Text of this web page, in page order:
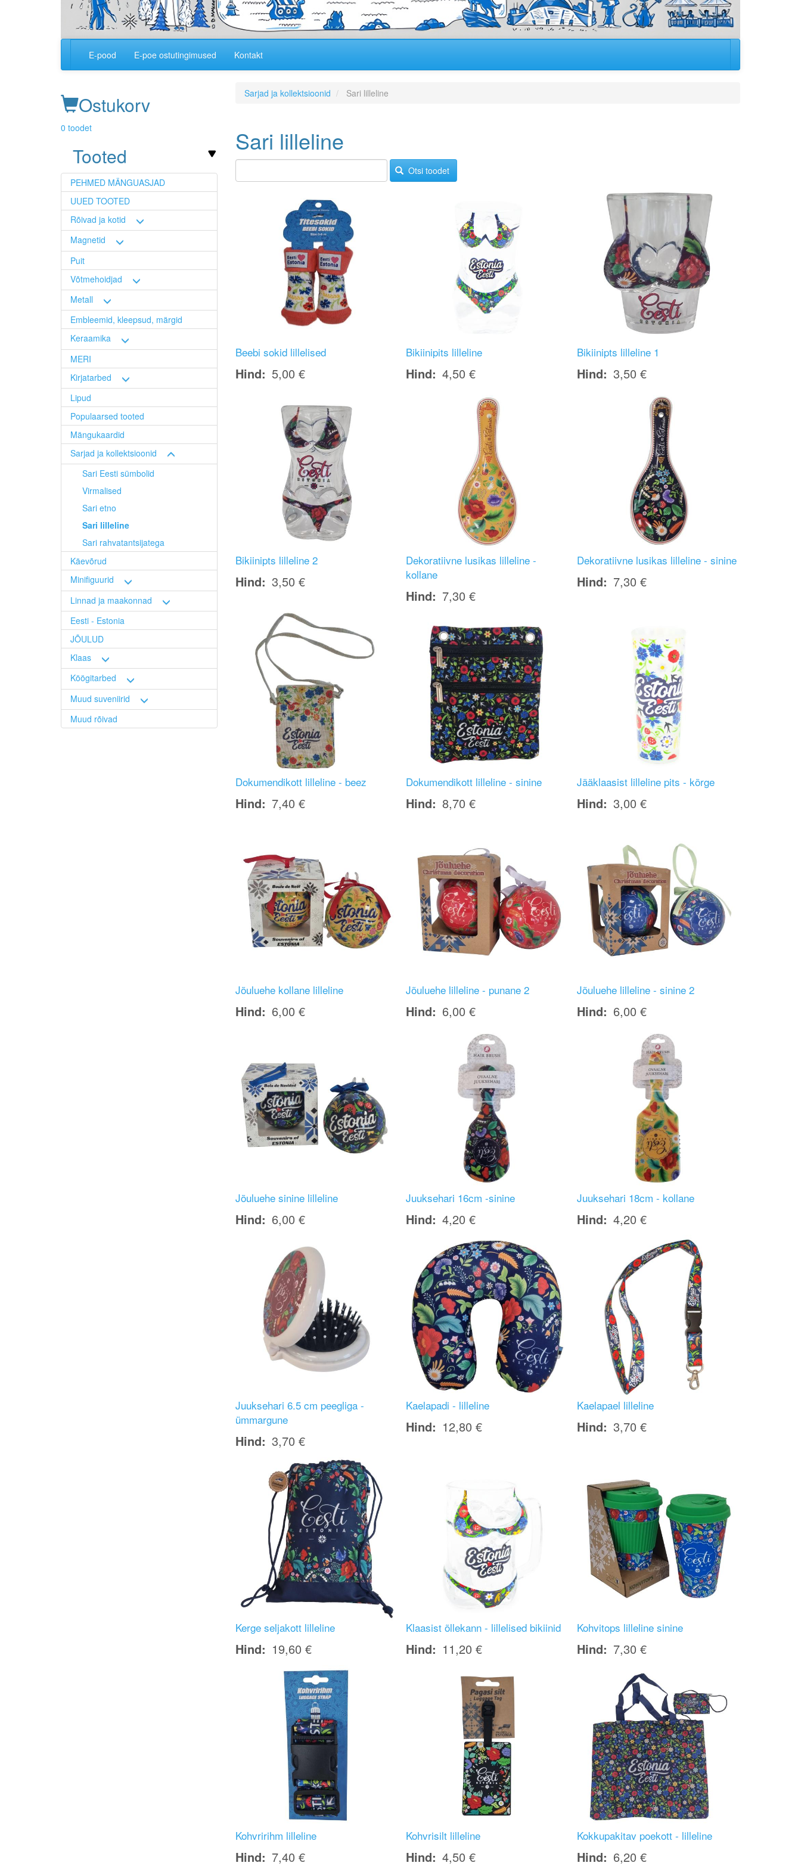
Main
E-pood E-poe ostutingimused Kontakt
Ostukorv
0 toodet
Tooted
PEHMED MÄNGUASJAD
UUED TOOTED
Rõivad ja kotid
Magnetid
Puit
Võtmehoidjad
Metall
Embleemid, kleepsud, märgid
Keraamika
MERI
Kirjatarbed
Lipud
Populaarsed tooted
Mängukaardid
Sarjad ja kollektsioonid
Sari Eesti sümbolid
Virmalised
Sari etno
Sari lilleline
Sari rahvatantsijatega
Käevõrud
Minifiguurid
Linnad ja maakonnad
Eesti - Estonia
JÕULUD
Klaas
Köögitarbed
Muud suveniirid
Muud rõivad
Sarjad ja kollektsioonid Sari lilleline
Sari lilleline
Otsi toodet
Beebi sokid lillelised
Hind 5,00 €
Bikiinipits lilleline
Hind 4,50 €
Bikiinipts lilleline 1
Hind 3,50 €
Bikiinipts lilleline 2
Hind 3,50 €
Dekoratiivne lusikas lilleline -
kollane
Hind 7,30 €
Dekoratiivne lusikas lilleline - sinine
Hind 7,30 €
Dokumendikott lilleline - beez
Hind 7,40 €
Dokumendikott lilleline - sinine
Hind 8,70 €
Jääklaasist lilleline pits - kõrge
Hind 3,00 €
Jõuluehe kollane lilleline
Hind 6,00 €
Jõuluehe lilleline - punane 2
Hind 6,00 €
Jõuluehe lilleline - sinine 2
Hind 6,00 €
Jõuluehe sinine lilleline
Hind 6,00 €
Juuksehari 16cm -sinine
Hind 4,20 €
Juuksehari 18cm - kollane
Hind 4,20 €
Juuksehari 6.5 cm peegliga -
ümmargune
Hind 3,70 €
Kaelapadi - lilleline
Hind 12,80 €
Kaelapael lilleline
Hind 3,70 €
Kerge seljakott lilleline
Hind 19,60 €
Klaasist õllekann - lillelised bikiinid
Hind 11,20 €
Kohvitops lilleline sinine
Hind 7,30 €
Kohvririhm lilleline
Hind 7,40 €
Kohvrisilt lilleline
Hind 4,50 €
Kokkupakitav poekott - lilleline
Hind 6,20 €